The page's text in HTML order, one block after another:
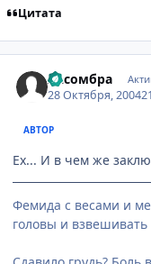
Цитата
Ласомбра
28 Октября, 2004
АВТОР
Ех... И в чем же
Фемида с весами и
головы и взвешивать